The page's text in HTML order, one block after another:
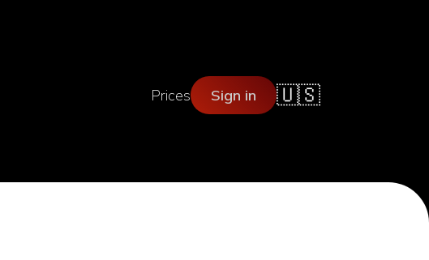
Prices Sign in 🇺🇸